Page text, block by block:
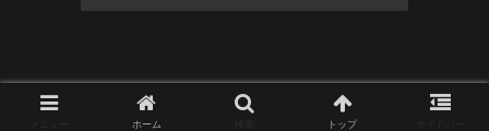
ホーム トップ